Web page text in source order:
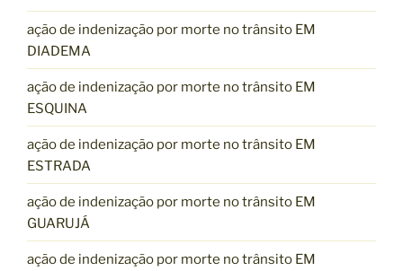
ação de indenização por morte no trânsito EM
DIADEMA
ação de indenização por morte no trânsito EM
ESQUINA
ação de indenização por morte no trânsito EM
ESTRADA
ação de indenização por morte no trânsito EM
GUARUJÁ
ação de indenização por morte no trânsito EM